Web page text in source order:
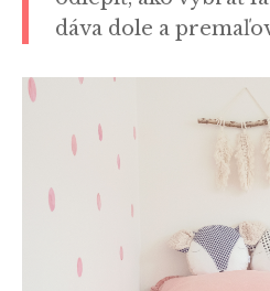
dáva dole a